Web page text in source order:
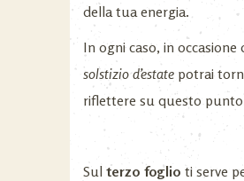
della tua energia.
In ogni caso, in occasione
solstizio d’estate potrai
riflettere su questo
Sul terzo foglio ti serve